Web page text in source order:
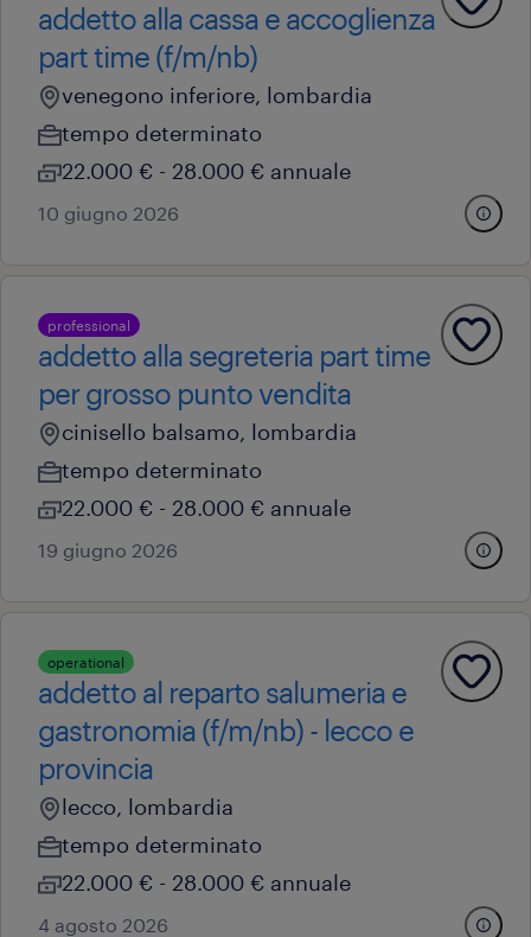
addetto alla cassa e accoglienza
part time (f/m/nb)
venegono inferiore, lombardia
tempo determinato
22.000 € - 28.000 € annuale
10 giugno 2026
professional
addetto alla segreteria part time
per grosso punto vendita
cinisello balsamo, lombardia
tempo determinato
22.000 € - 28.000 € annuale
19 giugno 2026
operational
addetto al reparto salumeria e
gastronomia (f/m/nb) - lecco e
provincia
lecco, lombardia
tempo determinato
22.000 € - 28.000 € annuale
4 agosto 2026